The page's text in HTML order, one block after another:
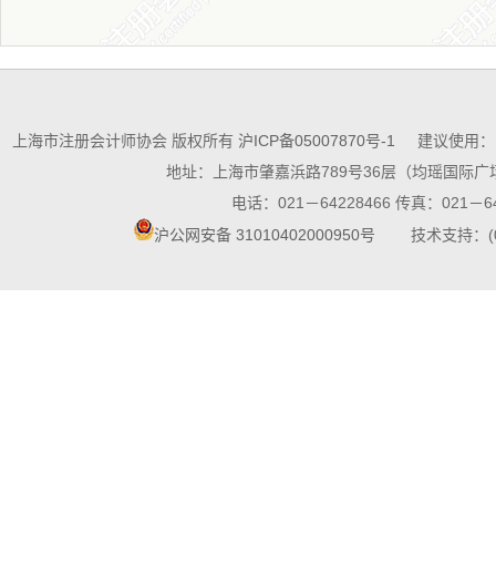
上海市注册会计师协会 版权所有 沪ICP备05007870号-1
建议使用：
地址：上海市肇嘉浜路789号36层（均瑶国际广
电话：021－64228466 传真：021－
沪公网安备 31010402000950号 技术支持：